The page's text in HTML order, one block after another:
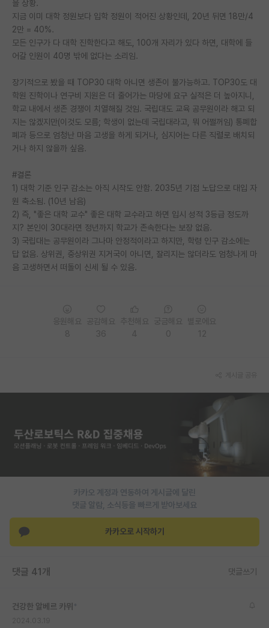
취업 게시판
임용 후기 게시판
PI 전용 게시판
인문사회 계열 게시판
특수/전문대학원 게시판
반도체/AI 게시판
학술 정보 게시판
홍보 게시판
커리어
유학교육
을 상황.
지금 이미 대학 정원보다 입학 정원이 적어진 상황인데, 20년 뒤면 18만/4
2만 = 40%.
모든 인구가 다 대학 진학한다고 해도, 100개 자리가 있다 하면, 대학에 들
어갈 인원이 40명 밖에 없다는 소리임.
장기적으로 봤을 때 TOP30 대학 아니면 생존이 불가능하고. TOP30도 대
학원 진학이나 연구비 지원은 더 줄어가는 마당에 요구 실적은 더 높아지니,
학교 내에서 생존 경쟁이 치열해질 것임. 국립대도 교육 공무원이라 해고 되
지는 않겠지만(이것도 모름; 학생이 없는데 국립대라고, 뭐 어쩔꺼임) 통폐합
폐과 등으로 엄청난 마음 고생을 하게 되거나, 심지어는 다른 직렬로 배치되
거나 하지 않을까 싶음.
#결론
1) 대학 기준 인구 감소는 아직 시작도 안함. 2035년 기점 노답으로 대입 자
원 축소됨. (10년 남음)
2) 즉, "좋은 대학 교수" 좋은 대학 교수라고 하면 입시 성적 3등급 정도까
지? 본인이 30대라면 정년까지 학교가 존속한다는 보장 없음.
3) 국립대는 공무원이라 그나마 안정적이라고 하지만, 학령 인구 감소에는
답 없음. 상위권, 중상위권 지거국이 아니면, 잘리지는 않더라도 엄청나게 마
음 고생하면서 떠돌이 신세 될 수 있음.
카카오 계정과 연동하여 게시글에 달린
댓글 알람, 소식등을 빠르게 받아보세요
카카오로 시작하기
댓글 41개 댓글쓰기
건강한 알베르 카뮈